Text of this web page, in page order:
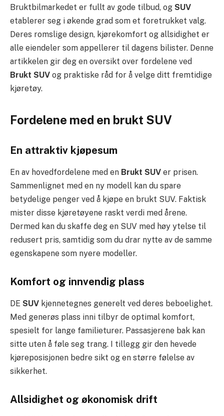
Bruktbilmarkedet er fullt av gode tilbud, og SUV
etablerer seg i økende grad som et foretrukket valg.
Deres romslige design, kjørekomfort og allsidighet er
alle eiendeler som appellerer til dagens bilister. Denne
artikkelen gir deg en oversikt over fordelene ved
Brukt SUV og praktiske råd for å velge ditt fremtidige
kjøretøy.
Fordelene med en brukt SUV
En attraktiv kjøpesum
En av hovedfordelene med en Brukt SUV er prisen.
Sammenlignet med en ny modell kan du spare
betydelige penger ved å kjøpe en brukt SUV. Faktisk
mister disse kjøretøyene raskt verdi med årene.
Dermed kan du skaffe deg en SUV med høy ytelse til
redusert pris, samtidig som du drar nytte av de samme
egenskapene som nyere modeller.
Komfort og innvendig plass
DE SUV kjennetegnes generelt ved deres beboelighet.
Med generøs plass inni tilbyr de optimal komfort,
spesielt for lange familieturer. Passasjerene bak kan
sitte uten å føle seg trang. I tillegg gir den hevede
kjøreposisjonen bedre sikt og en større følelse av
sikkerhet.
Allsidighet og økonomisk drift